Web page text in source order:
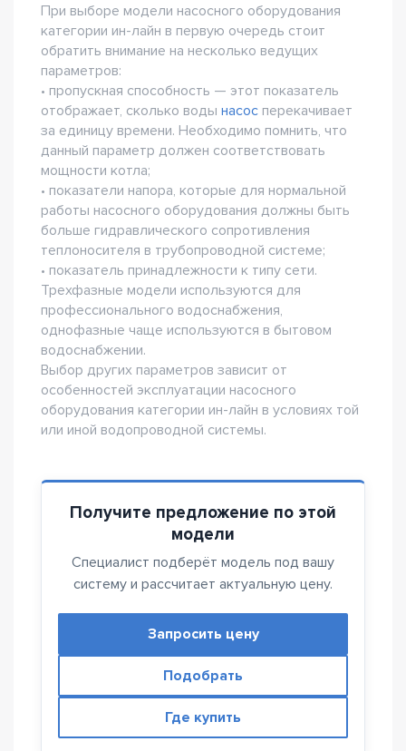
При выборе модели насосного оборудования
категории ин-лайн в первую очередь стоит
обратить внимание на несколько ведущих
параметров:
• пропускная способность — этот показатель
отображает, сколько воды насос перекачивает
за единицу времени. Необходимо помнить, что
данный параметр должен соответствовать
мощности котла;
• показатели напора, которые для нормальной
работы насосного оборудования должны быть
больше гидравлического сопротивления
теплоносителя в трубопроводной системе;
• показатель принадлежности к типу сети.
Трехфазные модели используются для
профессионального водоснабжения,
однофазные чаще используются в бытовом
водоснабжении.
Выбор других параметров зависит от
особенностей эксплуатации насосного
оборудования категории ин-лайн в условиях той
или иной водопроводной системы.
Получите предложение по этой
модели
Специалист подберёт модель под вашу
систему и рассчитает актуальную цену.
Запросить цену
Подобрать
Где купить